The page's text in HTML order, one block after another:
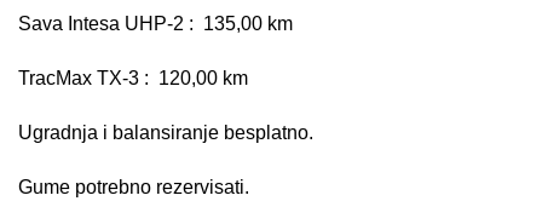
Sava Intesa UHP-2 : 135,00 km
TracMax TX-3 : 120,00 km
Ugradnja i balansiranje besplatno.
Gume potrebno rezervisati.